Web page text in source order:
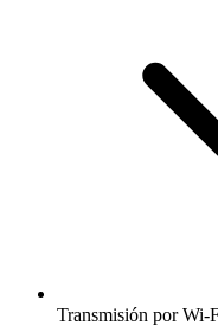
Transmisión por Wi-